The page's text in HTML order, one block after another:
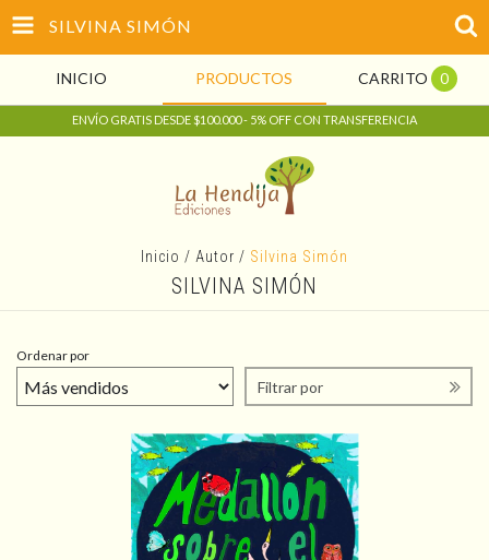
SILVINA SIMÓN
INICIO PRODUCTOS CARRITO 0
ENVÍO GRATIS DESDE $100.000 - 5% OFF CON TRANSFERENCIA
Inicio / Autor / Silvina Simón
SILVINA SIMÓN
Ordenar por
Filtrar por